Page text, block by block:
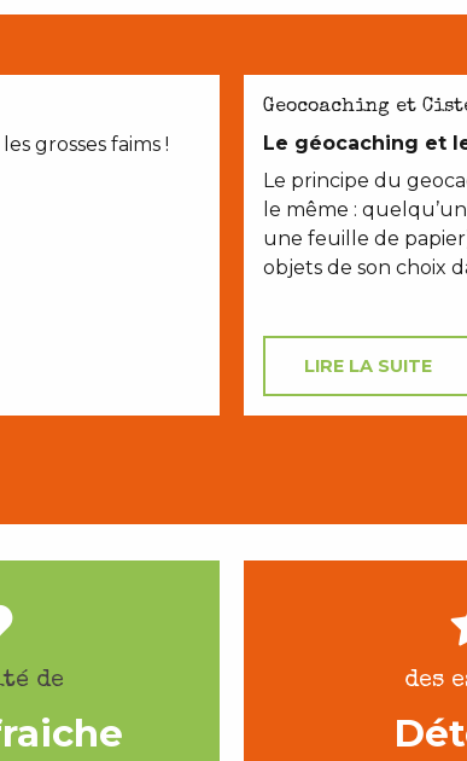
grosses faims !
Geocoaching et
Le géocaching et
Le principe du
le même :
une feuille de
objets de son choix
LIRE LA SUITE
de des